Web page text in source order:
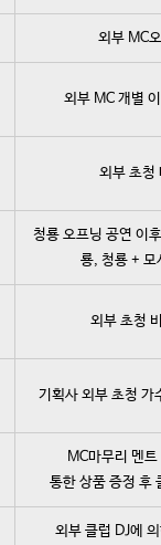
외부 MC
외부 MC 개별
외부 초청
청룡 오프닝 공연 이
룡, 청룡 + 모
외부 초청
기획사 외부 초청
MC마무리 멘
통한 상품 증정 후
외부 클럽 DJ에